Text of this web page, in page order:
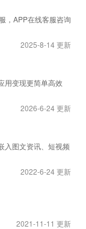
，APP在线客服咨询
2025-8-14 更新
用变现更简单高效
2026-6-24 更新
入图文资讯、短视频
2022-6-24 更新
2021-11-11 更新